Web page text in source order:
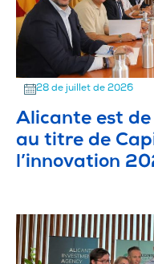
28 de juillet de 2026
Alicante est
au titre de
l’innovation